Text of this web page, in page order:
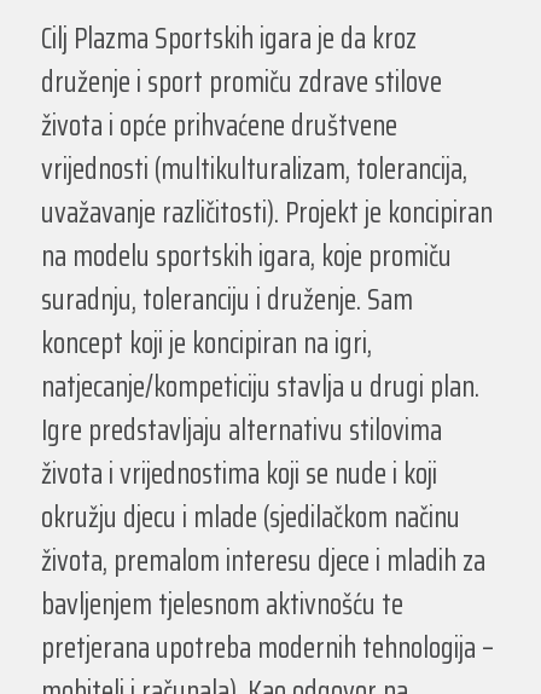
Cilj Plazma Sportskih igara je da kroz
druženje i sport promiču zdrave stilove
života i opće prihvaćene društvene
vrijednosti (multikulturalizam, tolerancija,
uvažavanje različitosti). Projekt je koncipiran
na modelu sportskih igara, koje promiču
suradnju, toleranciju i druženje. Sam
koncept koji je koncipiran na igri,
natjecanje/kompeticiju stavlja u drugi plan.
Igre predstavljaju alternativu stilovima
života i vrijednostima koji se nude i koji
okružju djecu i mlade (sjedilačkom načinu
života, premalom interesu djece i mladih za
bavljenjem tjelesnom aktivnošću te
pretjerana upotreba modernih tehnologija –